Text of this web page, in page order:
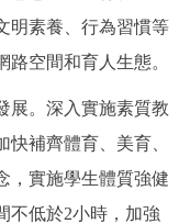
明素養、行為習慣等
空間和育人生態。
展。深入實施素質教
補齊體育、美育、
，實施學生體質強健
不低於2小時，加強